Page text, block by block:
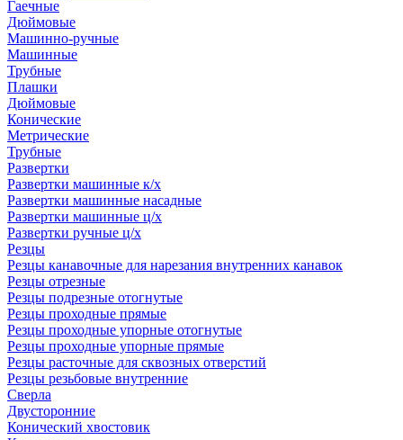
Гаечные
Дюймовые
Машинно-ручные
Машинные
Трубные
Плашки
Дюймовые
Конические
Метрические
Трубные
Развертки
Развертки машинные к/х
Развертки машинные насадные
Развертки машинные ц/х
Развертки ручные ц/х
Резцы
Резцы канавочные для нарезания внутренних канавок
Резцы отрезные
Резцы подрезные отогнутые
Резцы проходные прямые
Резцы проходные упорные отогнутые
Резцы проходные упорные прямые
Резцы расточные для сквозных отверстий
Резцы резьбовые внутренние
Сверла
Двусторонние
Конический хвостовик